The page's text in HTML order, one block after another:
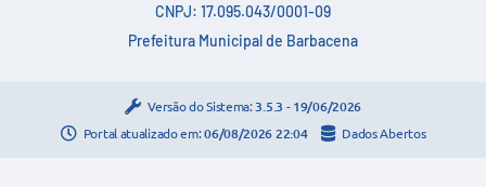
CNPJ: 17.095.043/0001-09
Prefeitura Municipal de Barbacena
Versão do Sistema: 3.5.3 - 19/06/2026
Portal atualizado em:06/08/2026 22:04 Dados Abertos